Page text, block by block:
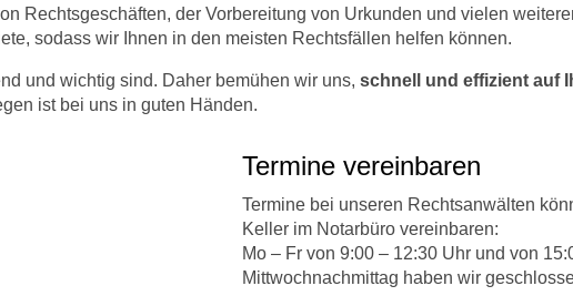
Rechtsgeschäften, der Vorbereitung von Urkunden und vielen
sodass wir Ihnen in den meisten Rechtsfällen helfen können.
und wichtig sind. Daher bemühen wir uns, schnell und effizient auf
ist bei uns in guten Händen.
Termine vereinbaren
Termine bei unseren Rechtsanwälten
Keller im Notarbüro vereinbaren:
Mo – Fr von 9:00 – 12:30 Uhr und von
Mittwochnachmittag haben wir